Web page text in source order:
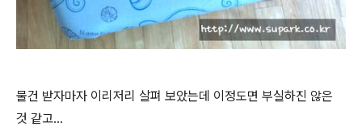
물건 받자마자 이리저리 살펴 보았는데 이정도면 부실하진 않은
것 같고...